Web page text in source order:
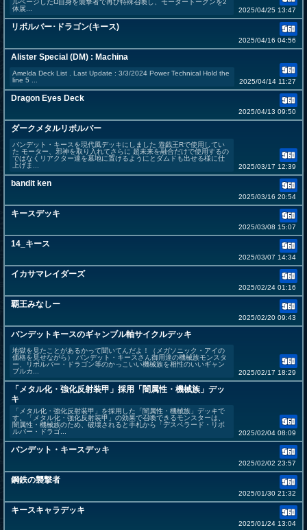
ルベージしたΩ自身を襲撃者で再び特殊召喚し、モータートークンを2
体展...
2025/04/25 13:47
リボルバー･ドラゴン(キース)
2025/04/16 04:56
Alister Special (DM) : Machina
Amelda Deck List . Last Update : 3/3/2024 Power Technical Hold the
line 5 ...
2025/04/14 11:27
Dragon Eyes Deck
2025/04/13 09:50
ダークメタルリボルバー
バンデット・キースを現代風デッキにしました 遊戯王Rで使用してい
た モーター、邪神を取り入れてさらに 超未来を融合だけで使用するの
ではなくリアクター達を墓地に置けるようにとダムドも出せる様に仕
上げま...
2025/03/17 12:39
bandit ken
2025/03/16 20:54
キースデッキ
2025/03/08 15:07
14_キース
2025/03/07 14:34
イカサマレイダーズ
2025/02/24 01:16
覇王みなしー
2025/02/20 09:43
バンデットキースのギャンブル軸サイクルデッキ
地獄を見たことがあるかって聞いてんだよ！（メガソニック・アイの
価格を見せながら） バンデット・キースさん御用達の機械族モンスタ
ー、リボルバー・ドラゴン等のかっこいい機械族を相性のいいギャン
ブルカ...
2025/02/17 18:29
「メタル化・強化反射装甲」採用「闇属性・機械族」デッ
キ
「メタル化・強化反射装甲」を採用した「闇属性・機械族」デッキで
す。「メタル化・強化反射装甲」の効果で召喚できるモンスターは、
闇属性・機械族のため、破壊されると手札から「デスペラード・リボ
ルバー・ドラゴ...
2025/02/04 08:09
バンデット・キースデッキ
2025/02/02 23:57
鋼鉄の襲撃者
2025/01/30 21:32
キースキャラデッキ
2025/01/24 13:04